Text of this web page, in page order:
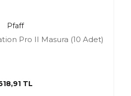
Pfaff
Pro II Masura (10 Adet)
TL